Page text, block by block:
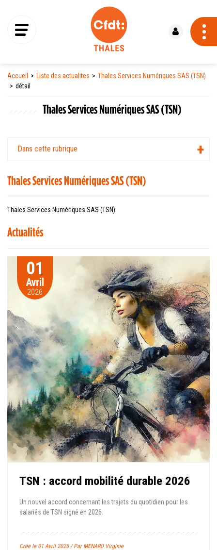
Accueil Liste des actualites
Thales Services Numériques SAS (TSN)
détail
Thales Services Numériques SAS (TSN)
Dans cette rubrique
Thales Services Numériques SAS (TSN)
Thales Services Numériques SAS (TSN)
Actualités
01
Avril
2026
TSN : accord mobilité durable 2026
Un nouvel accord concernant les trajets du quotidien pour les
salariés de TSN signé en 2026.
Crée le 01 Avril 2026 / Par MENARD Virginie